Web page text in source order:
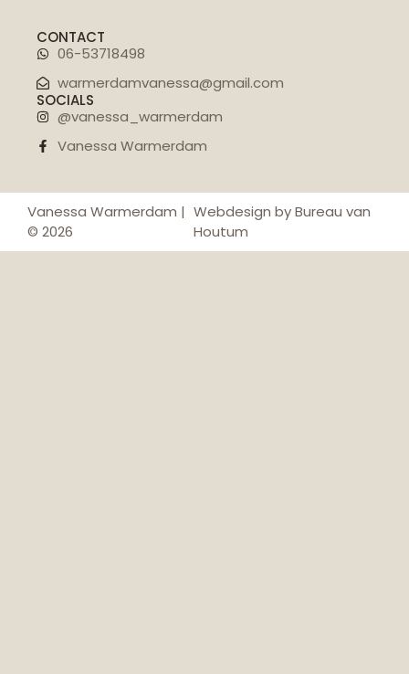
CONTACT
06-53718498
warmerdamvanessa@gmail.com
SOCIALS
@vanessa_warmerdam
Vanessa Warmerdam
Vanessa Warmerdam |
© 2026
Webdesign by Bureau van
Houtum